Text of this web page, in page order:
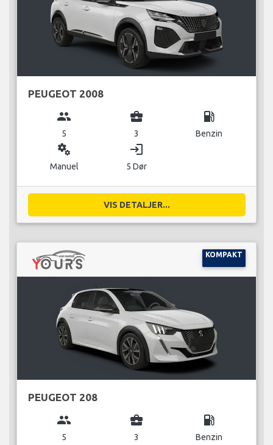
PEUGEOT 2008
group
5
business_center
3
local_gas_station
Benzin
miscellaneous_services
Manuel
login
5 Dør
VIS DETALJER...
KOMPAKT
PEUGEOT 208
group
5
business_center
3
local_gas_station
Benzin